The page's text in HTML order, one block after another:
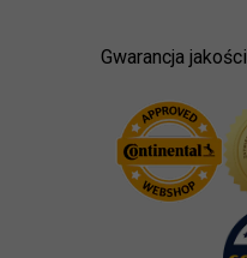
Gwarancja jakości